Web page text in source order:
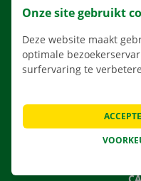
Onze site gebruikt
Deze website maakt
optimale
surfervaring te